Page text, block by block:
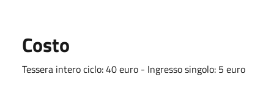
Costo
Tessera intero ciclo: 40 euro - Ingresso singolo: 5 euro